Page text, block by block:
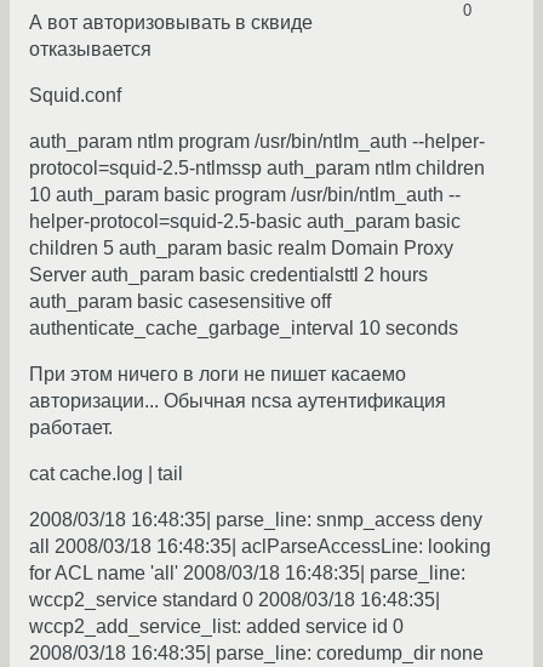
0
А вот авторизовывать в сквиде
отказывается
Squid.conf
auth_param ntlm program /usr/bin/ntlm_auth --helper-
protocol=squid-2.5-ntlmssp auth_param ntlm children
10 auth_param basic program /usr/bin/ntlm_auth --
helper-protocol=squid-2.5-basic auth_param basic
children 5 auth_param basic realm Domain Proxy
Server auth_param basic credentialsttl 2 hours
auth_param basic casesensitive off
authenticate_cache_garbage_interval 10 seconds
При этом ничего в логи не пишет касаемо
авторизации... Обычная ncsa аутентификация
работает.
cat cache.log | tail
2008/03/18 16:48:35| parse_line: snmp_access deny
all 2008/03/18 16:48:35| aclParseAccessLine: looking
for ACL name 'all' 2008/03/18 16:48:35| parse_line:
wccp2_service standard 0 2008/03/18 16:48:35|
wccp2_add_service_list: added service id 0
2008/03/18 16:48:35| parse_line: coredump_dir none